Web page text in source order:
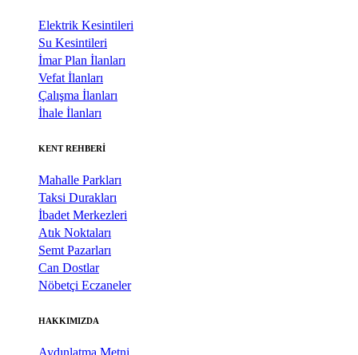
Elektrik Kesintileri
Su Kesintileri
İmar Plan İlanları
Vefat İlanları
Çalışma İlanları
İhale İlanları
KENT REHBERİ
Mahalle Parkları
Taksi Durakları
İbadet Merkezleri
Atık Noktaları
Semt Pazarları
Can Dostlar
Nöbetçi Eczaneler
HAKKIMIZDA